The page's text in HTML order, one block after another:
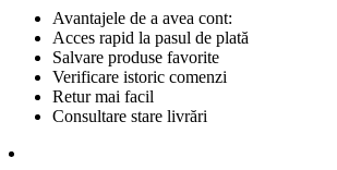
Avantajele de a avea cont:
Acces rapid la pasul de plată
Salvare produse favorite
Verificare istoric comenzi
Retur mai facil
Consultare stare livrări